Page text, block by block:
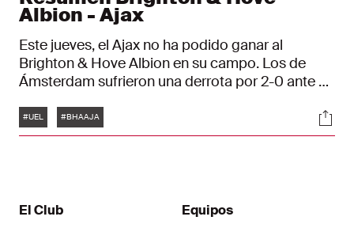
Albion - Ajax
Este jueves, el Ajax no ha podido ganar al
Brighton & Hove Albion en su campo. Los de
Ámsterdam sufrieron una derrota por 2-0 ante el
los rojiblancos suman dos puntos en los tres
primeros partidos de la fase de grupos de la Liga
Etiquetas
#UEL #BHAAJA
El Club
Equipos